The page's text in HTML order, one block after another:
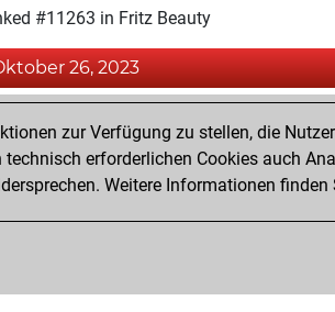
#11263 in Fritz Beauty
26, 2023
blitz games
=0 -1 in blitz
zur Verfügung zu stellen, die
erforderlichen Cookies auch
Weitere Informationen finden